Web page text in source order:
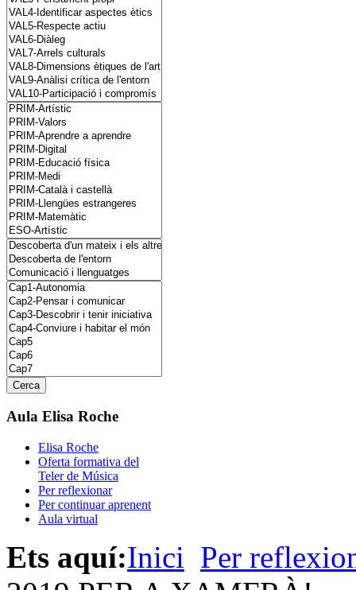
Aula Elisa Roche
Elisa Roche
Oferta formativa del
Teler de Música
Per reflexionar
Per continuar aprenent
Aula virtual
Ets aquí:Inici Per